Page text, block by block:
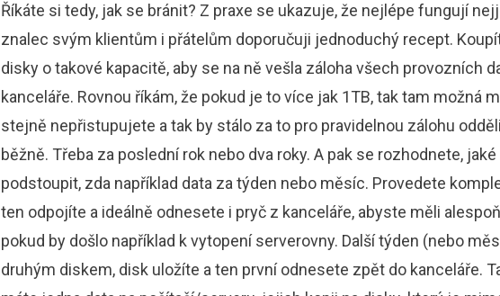
Říkáte si tedy, jak se bránit? Z praxe se ukazuje, že nejlépe fungují
znalec svým klientům i přátelům doporučuji jednoduchý recept.
disky o takové kapacitě, aby se na ně vešla záloha všech provozních
kanceláře. Rovnou říkám, že pokud je to více jak 1TB, tak tam možná
stejně nepřistupujete a tak by stálo za to pro pravidelnou zálohu
běžně. Třeba za poslední rok nebo dva roky. A pak se rozhodnete,
podstoupit, zda například data za týden nebo měsíc. Provedete
ten odpojíte a ideálně odnesete i pryč z kanceláře, abyste měli
pokud by došlo například k vytopení serverovny. Další týden (nebo
druhým diskem, disk uložíte a ten první odnesete zpět do kanceláře.